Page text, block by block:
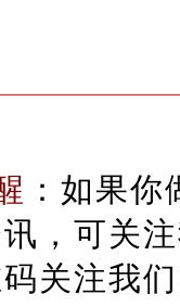
： 如果你
，可关
关注我